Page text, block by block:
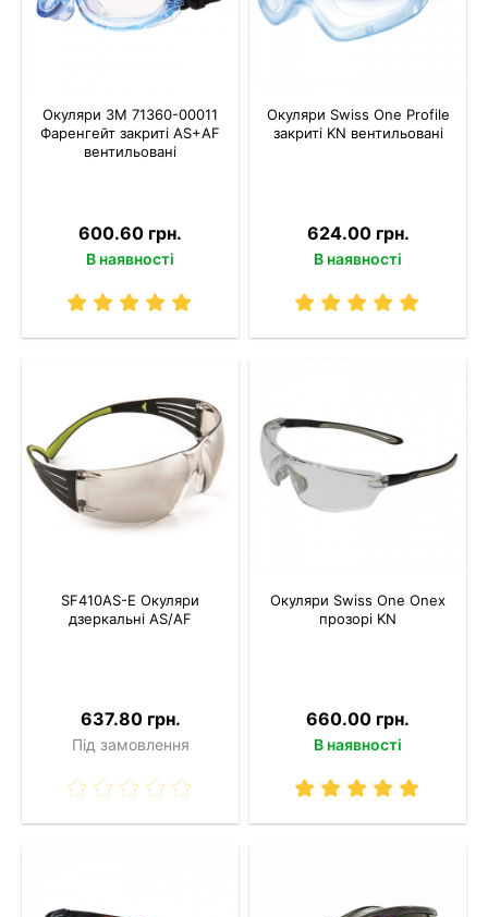
Окуляри 3M 71360-00011
Фаренгейт закриті AS+AF
вентильовані
600.60 грн.
В наявності
Окуляри Swiss One Profile
закриті KN вентильовані
624.00 грн.
В наявності
SF410AS-E Окуляри
дзеркальні AS/AF
637.80 грн.
Під замовлення
Окуляри Swiss One Onex
прозорі KN
660.00 грн.
В наявності